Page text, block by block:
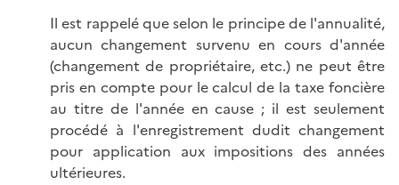
Il est rappelé que selon le principe de l'annualité,
aucun changement survenu en cours d'année
(changement de propriétaire, etc.) ne peut être
pris en compte pour le calcul de la taxe foncière
au titre de l'année en cause ; il est seulement
procédé à l'enregistrement dudit changement
pour application aux impositions des années
ultérieures.